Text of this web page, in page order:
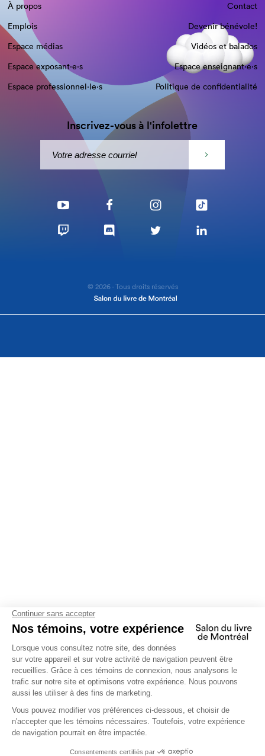
À propos
Contact
Emplois
Devenir bénévole!
Espace médias
Vidéos et balados
Espace exposant·e⋅s
Espace enseignant·e⋅s
Espace professionnel·le⋅s
Politique de confidentialité
Inscrivez-vous à l'infolettre
© 2026 - Tous droits réservés